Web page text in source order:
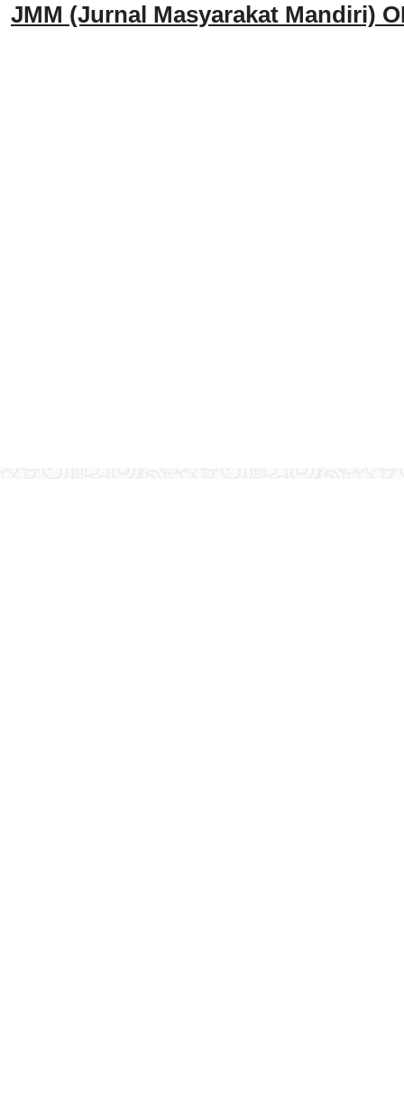
JMM (Jurnal Masyarakat Mandiri)